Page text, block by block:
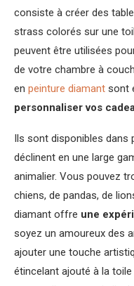
consiste à créer des
strass colorés sur une
peuvent être utilisées
de votre chambre à
en peinture diamant sont
personnaliser vos
Ils sont disponibles
déclinent en une large
animalier. Vous pouvez
chiens, de pandas, de
diamant offre une
soyez un amoureux des
ajouter une touche
étincelant ajouté à la